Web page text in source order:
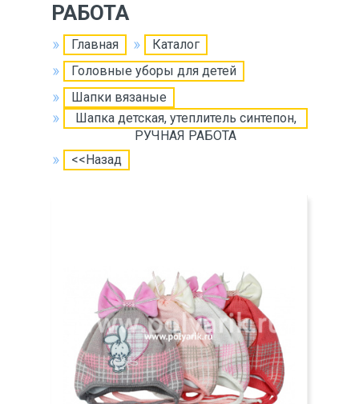
РАБОТА
Главная
Каталог
Головные уборы для детей
Шапки вязаные
Шапка детская, утеплитель синтепон,
РУЧНАЯ РАБОТА
<<Назад